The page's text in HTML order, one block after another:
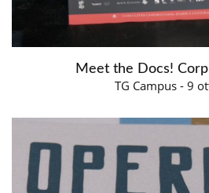
Meet the Docs!
TG Campus - 9